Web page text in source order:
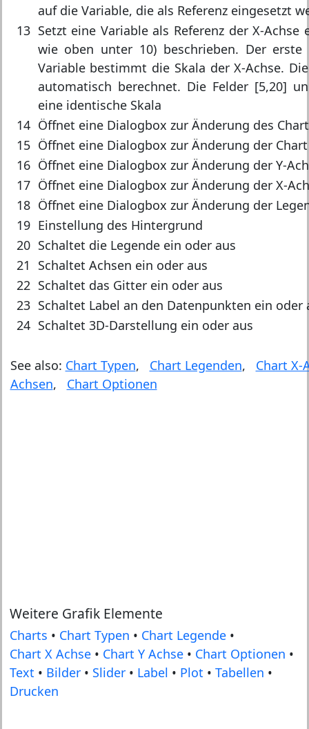
auf die Variable, die als Referenz eingesetzt
13 Setzt eine Variable als Referenz der X-
wie oben unter 10) beschrieben. Der
Variable bestimmt die Skala der X-Achse.
automatisch berechnet. Die Felder [5,20]
eine identische Skala
14 Öffnet eine Dialogbox zur Änderung des
15 Öffnet eine Dialogbox zur Änderung der
16 Öffnet eine Dialogbox zur Änderung der Y-
17 Öffnet eine Dialogbox zur Änderung der X-
18 Öffnet eine Dialogbox zur Änderung der
19 Einstellung des Hintergrund
20 Schaltet die Legende ein oder aus
21
Schaltet Achsen ein oder aus
22 Schaltet das Gitter ein oder aus
23 Schaltet Label an den Datenpunkten ein oder
24 Schaltet 3D-Darstellung ein oder aus
See also: Chart Typen, Chart Legenden, Chart X-
Achsen, Chart Optionen
Weitere Grafik Elemente
Charts • Chart Typen • Chart Legende•
Chart X Achse• Chart Y Achse• Chart Optionen •
Text • Bilder• Slider• Label • Plot • Tabellen •
Drucken